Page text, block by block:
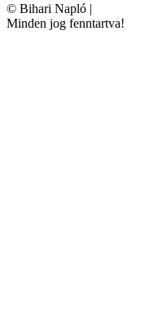
© Bihari Napló |
Minden jog fenntartva!